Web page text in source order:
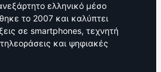
ελληνικό μέσο
το 2007 και καλύπτει
σε smartphones, τεχνητή
και ψηφιακές